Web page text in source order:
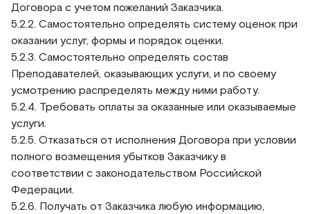
Договора с учетом пожеланий Заказчика.
5.2.2. Самостоятельно определять систему оценок при
оказании услуг, формы и порядок оценки.
5.2.3. Самостоятельно определять состав
Преподавателей, оказывающих услуги, и по своему
усмотрению распределять между ними работу.
5.2.4. Требовать оплаты за оказанные или оказываемые
услуги.
5.2.5. Отказаться от исполнения Договора при условии
полного возмещения убытков Заказчику в
соответствии с законодательством Российской
Федерации.
5.2.6. Получать от Заказчика любую информацию,